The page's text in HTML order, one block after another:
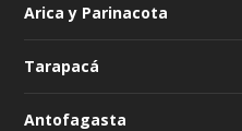
Arica y Parinacota
Tarapacá
Antofagasta